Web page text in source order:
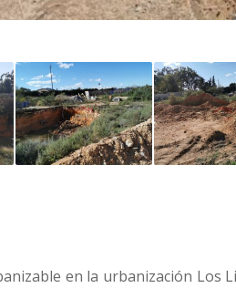
en la urbanización Los